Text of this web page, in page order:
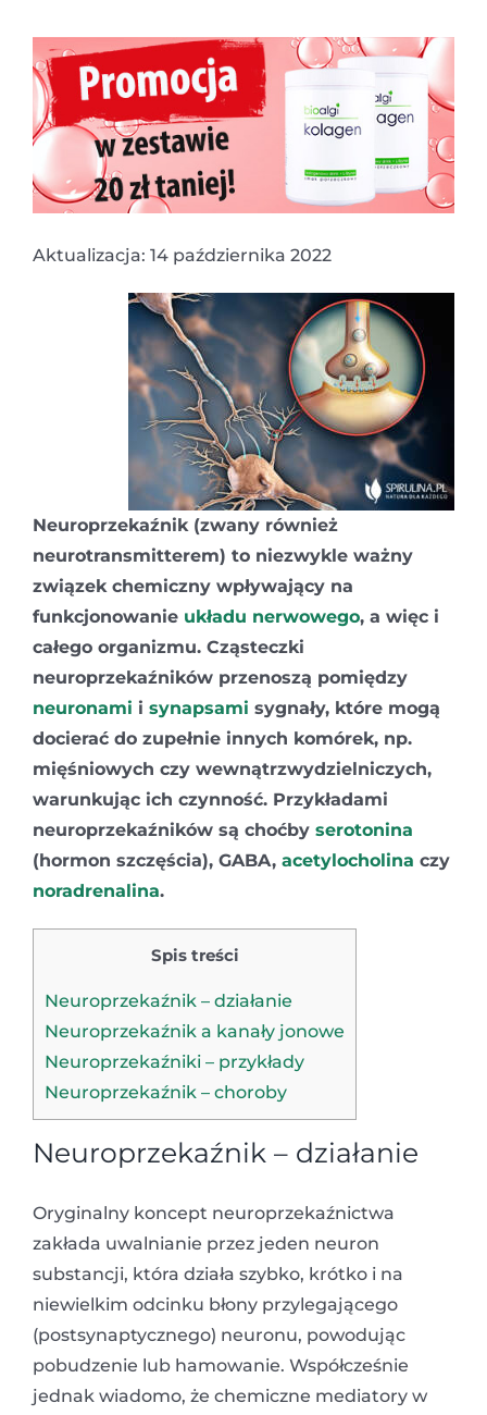
Aktualizacja: 14 października 2022
Neuroprzekaźnik (zwany również
neurotransmitterem) to niezwykle ważny
związek chemiczny wpływający na
funkcjonowanie układu nerwowego, a więc i
całego organizmu. Cząsteczki
neuroprzekaźników przenoszą pomiędzy
neuronami i synapsami sygnały, które mogą
docierać do zupełnie innych komórek, np.
mięśniowych czy wewnątrzwydzielniczych,
warunkując ich czynność. Przykładami
neuroprzekaźników są choćby serotonina
(hormon szczęścia), GABA, acetylocholina czy
noradrenalina.
Spis treści
Neuroprzekaźnik – działanie
Neuroprzekaźnik a kanały jonowe
Neuroprzekaźniki – przykłady
Neuroprzekaźnik – choroby
Neuroprzekaźnik – działanie
Oryginalny koncept neuroprzekaźnictwa
zakłada uwalnianie przez jeden neuron
substancji, która działa szybko, krótko i na
niewielkim odcinku błony przylegającego
(postsynaptycznego) neuronu, powodując
pobudzenie lub hamowanie. Współcześnie
jednak wiadomo, że chemiczne mediatory w